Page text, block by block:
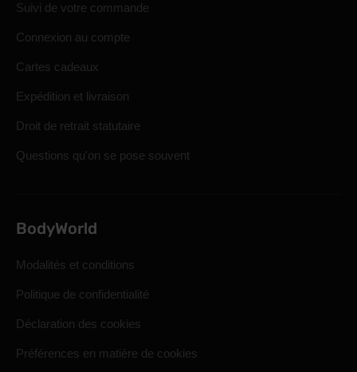
Suivi de votre commande
Connexion au compte
Cartes cadeaux
Expédition et livraison
Droit de retrait statutaire
Questions qu'on se pose souvent
BodyWorld
Modalités et conditions
Politique de confidentialité
Déclaration des cookies
Préférences en matière de cookies